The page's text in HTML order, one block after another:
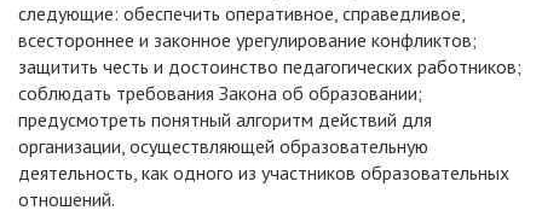
следующие: обеспечить оперативное, справедливое,
всестороннее и законное урегулирование конфликтов;
защитить честь и достоинство педагогических работников;
соблюдать требования Закона об образовании;
предусмотреть понятный алгоритм действий для
организации, осуществляющей образовательную
деятельность, как одного из участников образовательных
отношений.